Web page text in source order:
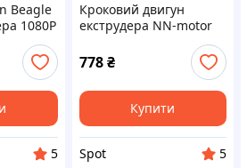
Beagle
1080P
біла
5
Кроковий двигун
екструдера NN-motor
36HSY4409-8WD-90 для
3D-принтерів Creality
K1 K1C K1 Max Ender-3
V3 1,0А NEMA14 36мм
778₴
Купити
Spot
5